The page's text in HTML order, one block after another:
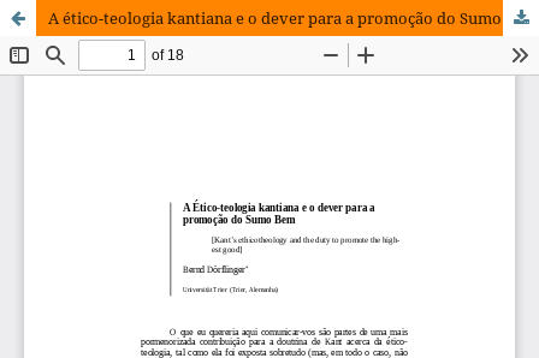
A ético-teologia kantiana e o dever para a promoção do Sumo Bem